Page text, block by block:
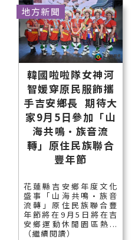
韓國啦啦隊女神河
智媛穿原民服飾攜
手吉安鄉長 期待大
家9月5日參加「山
海共鳴•族音流
轉」原住民族聯合
豐年節
花蓮縣吉安鄉年度文化
盛事「山海共鳴•族音
流轉」原住民族聯合豐
年節將在9月5日將在吉
安鄉運動休閒園區熱...
（繼續閱讀）
地方新聞